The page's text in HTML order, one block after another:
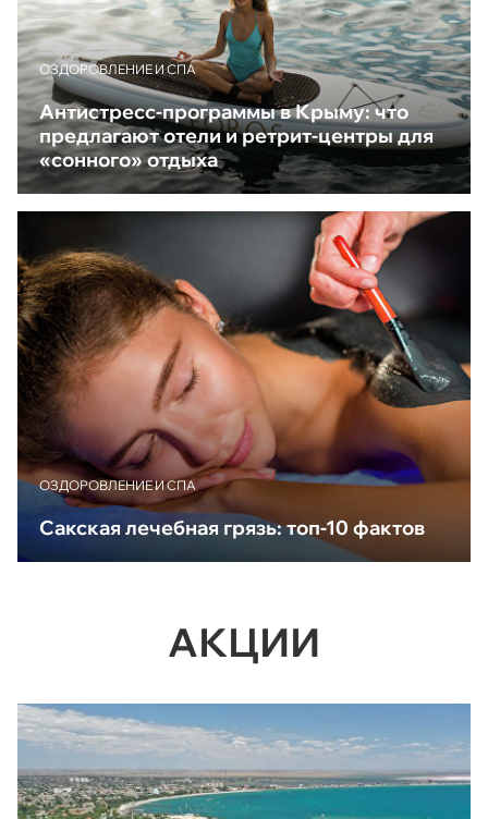
ОЗДОРОВЛЕНИЕ И СПА
Антистресс-программы в Крыму: что
предлагают отели и ретрит-центры для
«сонного» отдыха
ОЗДОРОВЛЕНИЕ И СПА
Сакская лечебная грязь: топ-10 фактов
АКЦИИ